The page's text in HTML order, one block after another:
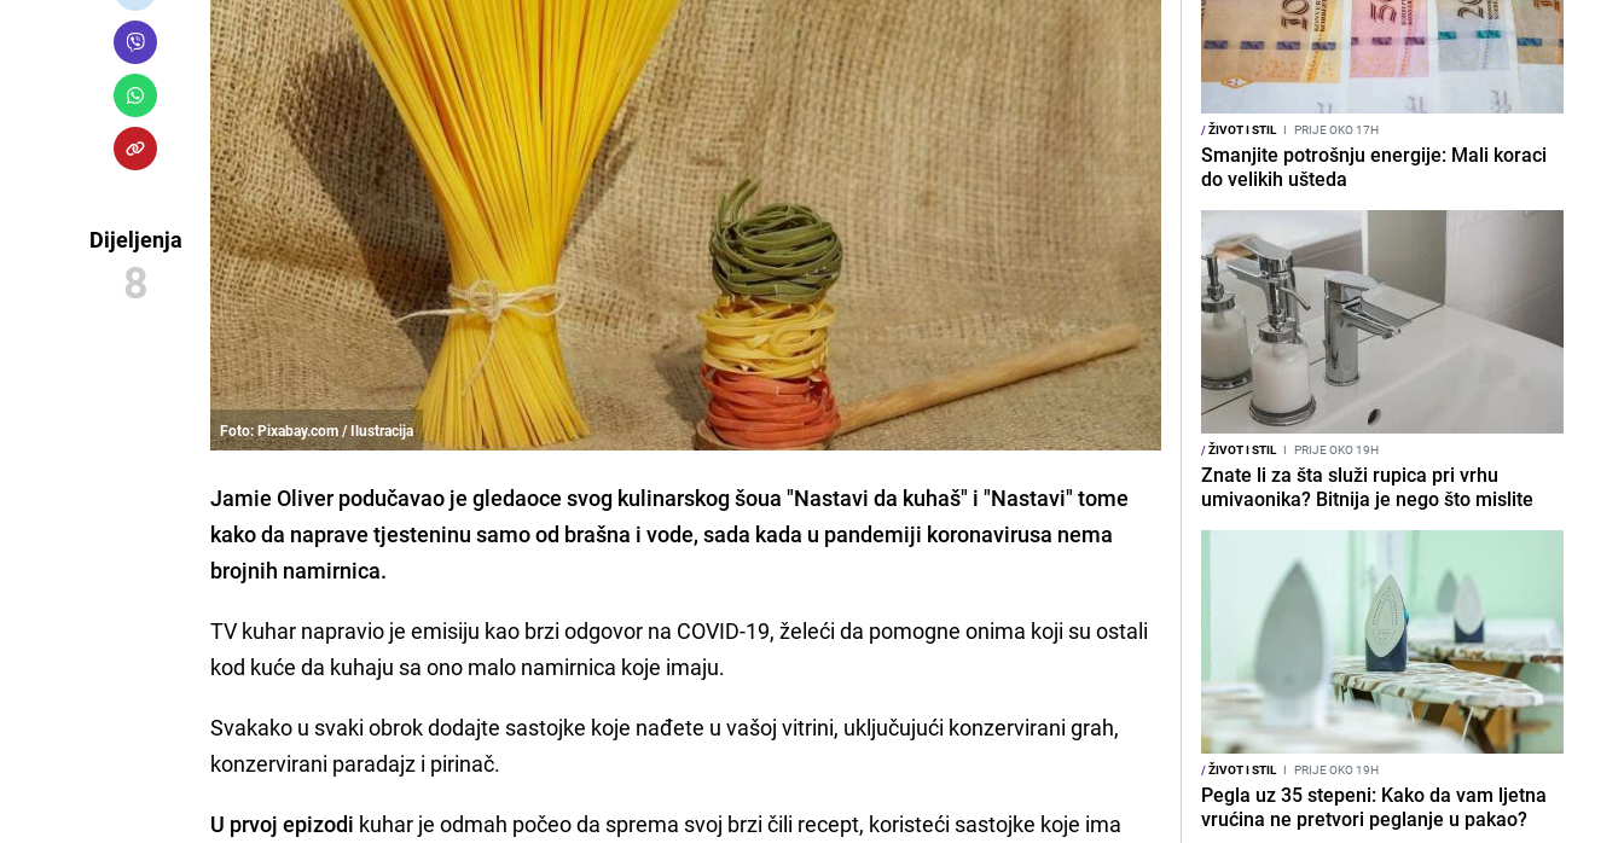
Dijeljenja
8
Foto: Pixabay.com / Ilustracija
Jamie Oliver podučavao je gledaoce svog kulinarskog šoua "Nastavi da kuhaš" i "Nastavi" tome
kako da naprave tjesteninu samo od brašna i vode, sada kada u pandemiji koronavirusa nema
brojnih namirnica.
TV kuhar napravio je emisiju kao brzi odgovor na COVID-19, želeći da pomogne onima koji su ostali
kod kuće da kuhaju sa ono malo namirnica koje imaju.
Svakako u svaki obrok dodajte sastojke koje nađete u vašoj vitrini, uključujući konzervirani grah,
konzervirani paradajz i pirinač.
U prvoj epizodi kuhar je odmah počeo da sprema svoj brzi čili recept, koristeći sastojke koje ima
/ŽIVOT I STIL I PRIJE OKO 17H
Smanjite potrošnju energije: Mali koraci
do velikih ušteda
/ŽIVOT I STIL I PRIJE OKO 19H
Znate li za šta služi rupica pri vrhu
umivaonika? Bitnija je nego što mislite
/ŽIVOT I STIL I PRIJE OKO 19H
Pegla uz 35 stepeni: Kako da vam ljetna
vrućina ne pretvori peglanje u pakao?